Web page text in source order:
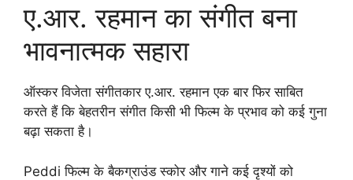
ए.आर. रहमान का संगीत बना
भावनात्मक सहारा
ऑस्कर विजेता संगीतकार ए.आर. रहमान एक बार फिर साबित
करते हैं कि बेहतरीन संगीत किसी भी फिल्म के प्रभाव को कई गुना
बढ़ा सकता है।
Peddi फिल्म के बैकग्राउंड स्कोर और गाने कई दृश्यों को